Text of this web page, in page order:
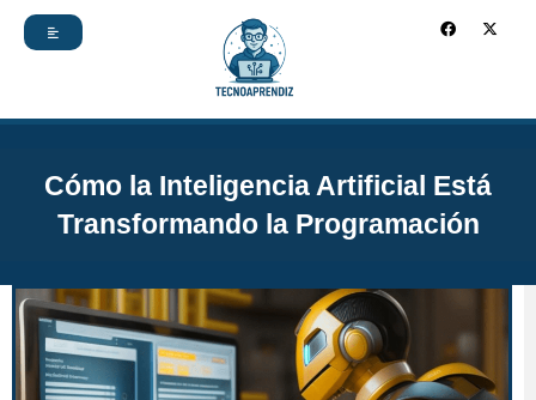
F
a
-
Cómo la Inteligencia Artificial Está
Transformando la Programación